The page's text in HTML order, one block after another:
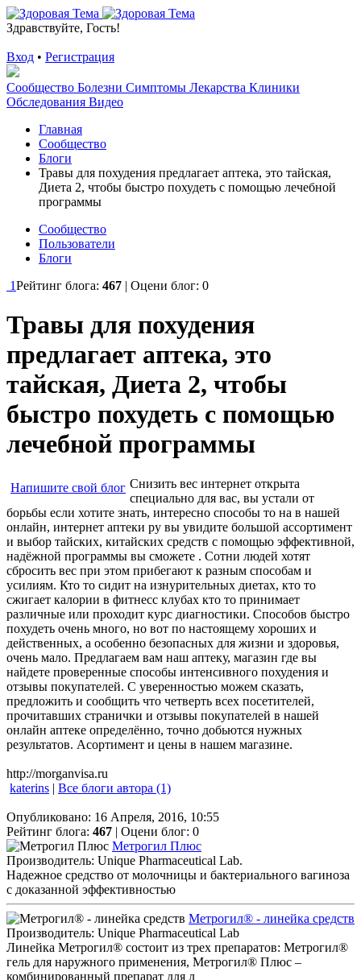
Здравствуйте, Гость!
Вход • Регистрация
Сообщество Болезни Симптомы Лекарства Клиники
Обследования Видео
Главная
Сообщество
Блоги
Травы для похудения предлагает аптека, это тайская,
Диета 2, чтобы быстро похудеть с помощью лечебной
программы
Сообщество
Пользователи
Блоги
1Рейтинг блога: 467 | Оцени блог: 0
Травы для похудения
предлагает аптека, это
тайская, Диета 2, чтобы
быстро похудеть с помощью
лечебной программы
Напишите свой блог Снизить вес интернет открыта
специально для вас, вы устали от
борьбы если хотите знать, интересно способы то на в нашей
онлайн, интернет аптеки ру вы увидите большой ассортимент
и выбор тайских, китайских средств с помощью эффективной,
надёжной программы вы сможете . Сотни людей хотят
сбросить вес при этом прибегают к разным способам и
усилиям. Кто то сидит на изнурительных диетах, кто то
сжигает калории в фитнесс клубах кто то принимает
различные или проходит курс диагностики. Способов быстро
похудеть очень много, но вот по настоящему хороших и
действенных, а особенно безопасных для жизни и здоровья,
очень мало. Предлагаем вам наш аптеку, магазин где вы
найдете проверенные способы интенсивного похудения и
отзывы покупателей. С уверенностью можем сказать,
предложить и сообщить что четверть всех посетителей,
прочитавших странички и отзывы покупателей в нашей
онлайн аптеке определённо, точно добьются нужных
результатов. Асортимент и цены в нашем магазине.
http://morganvisa.ru
katerins | Все блоги автора (1)
Опубликовано: 16 Апреля, 2016, 10:55
Рейтинг блога: 467 | Оцени блог: 0
Метрогил Плюс
Производитель: Unique Pharmaceutical Lab.
Надежное средство от молочницы и бактериального вагиноза
с доказанной эффективностью
Метрогил® - линейка средств
Производитель: Unique Pharmaceutical Lab
Линейка Метрогил® состоит из трех препаратов: Метрогил®
гель для наружного применения, Метрогил® Плюс –
комбинированный препарат для л